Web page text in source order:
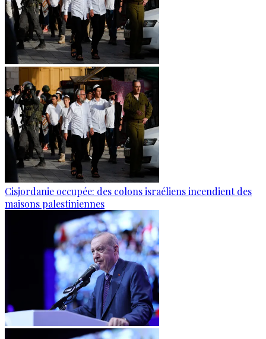
Cisjordanie occupée: des colons israéliens incendient des
maisons palestiniennes